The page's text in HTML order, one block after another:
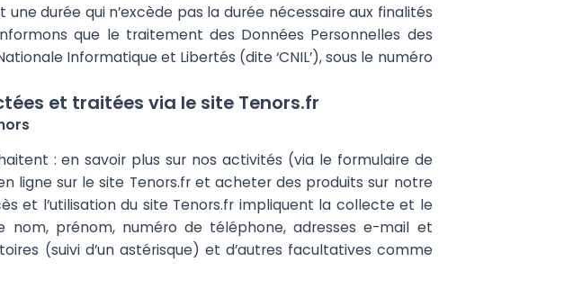
durée qui n’excède pas la durée nécessaire aux finalités
que le traitement des Données Personnelles des
Informatique et Libertés (dite ‘CNIL’), sous le numéro
et traitées via le site Tenors.fr
: en savoir plus sur nos activités (via le formulaire de
ligne sur le site Tenors.fr et acheter des produits sur notre
et l’utilisation du site Tenors.fr impliquent la collecte et le
prénom, numéro de téléphone, adresses e-mail et
(suivi d’un astérisque) et d’autres facultatives comme